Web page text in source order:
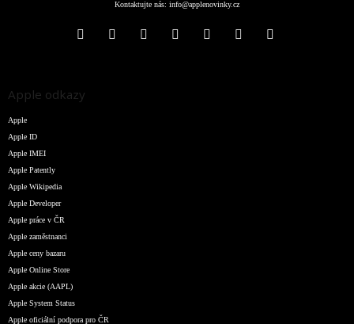
Kontaktujte nás: info@applenovinky.cz
Apple odkazy
Apple
Apple ID
Apple IMEI
Apple Patently
Apple Wikipedia
Apple Developer
Apple práce v ČR
Apple zaměstnanci
Apple ceny bazaru
Apple Online Store
Apple akcie (AAPL)
Apple System Status
Apple oficiální podpora pro ČR